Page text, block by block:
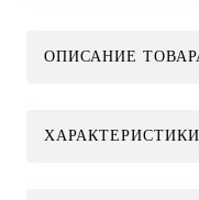
ОПИСАНИЕ
ХАРАКТЕРИСТИКИ